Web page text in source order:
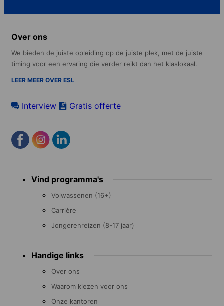
Over ons
We bieden de juiste opleiding op de juiste plek, met de juiste
timing voor een ervaring die verder reikt dan het klaslokaal.
LEER MEER OVER ESL
Interview Gratis offerte
menu Vind programma's
Volwassenen (16+)
Carrière
Jongerenreizen (8-17 jaar)
Handige links
Over ons
Waarom kiezen voor ons
Onze kantoren